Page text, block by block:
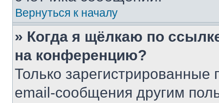
Вернуться к началу
» Когда я щёлкаю по
на конференцию?
Только зарегистрированные
email-сообщения другим